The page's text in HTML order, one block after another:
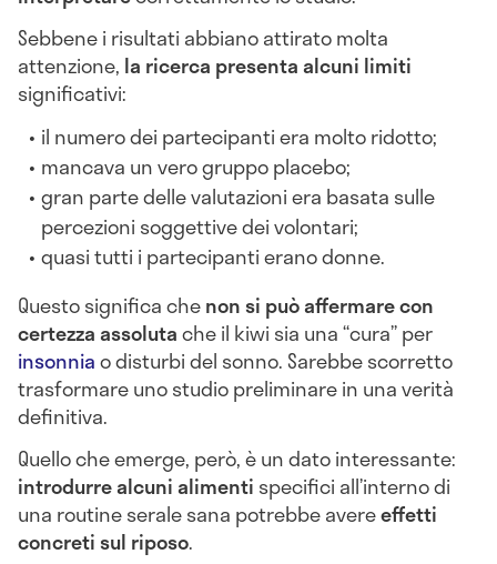
Sebbene i risultati abbiano attirato molta
attenzione, la ricerca presenta alcuni limiti
significativi:
il numero dei partecipanti era molto ridotto;
mancava un vero gruppo placebo;
gran parte delle valutazioni era basata sulle
percezioni soggettive dei volontari;
quasi tutti i partecipanti erano donne.
Questo significa chenon si può affermare con
certezza assolutache il kiwi sia una “cura” per
insonniao disturbi del sonno. Sarebbe scorretto
trasformare uno studio preliminare in una verità
definitiva.
Quello che emerge, però, è un dato interessante:
introdurre alcuni alimenti specifici all’interno di
una routine serale sana potrebbe avereeffetti
concreti sul riposo.